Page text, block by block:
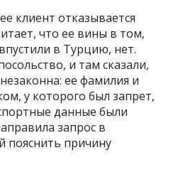
клиент отказывается
что ее вины в том,
в Турцию, нет.
и там сказали,
ее фамилия и
у которого был запрет,
данные были
запрос в
пояснить причину